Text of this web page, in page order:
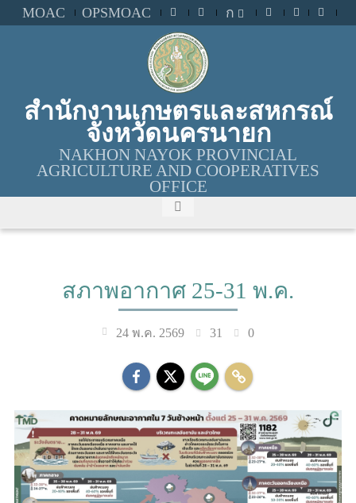
MOAC OPSMOAC ก
สำนักงานเกษตรและสหกรณ์
จังหวัดนครนายก
NAKHON NAYOK PROVINCIAL
AGRICULTURE AND COOPERATIVES
OFFICE
สภาพอากาศ 25-31 พ.ค.
24 พ.ค. 2569 31 0